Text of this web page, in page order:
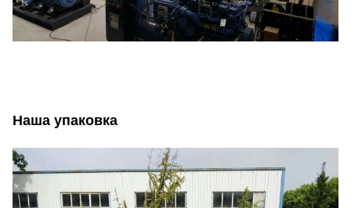
Наша упаковка